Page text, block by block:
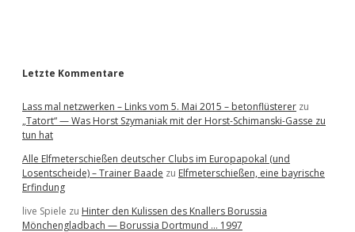
Letzte Kommentare
Lass mal netzwerken – Links vom 5. Mai 2015 – betonflüsterer zu
„Tatort“ — Was Horst Szymaniak mit der Horst-Schimanski-Gasse zu
tun hat
Alle Elfmeterschießen deutscher Clubs im Europapokal (und
Losentscheide) – Trainer Baade zu Elfmeterschießen, eine bayrische
Erfindung
live Spiele zu Hinter den Kulissen des Knallers Borussia
Mönchengladbach — Borussia Dortmund … 1997